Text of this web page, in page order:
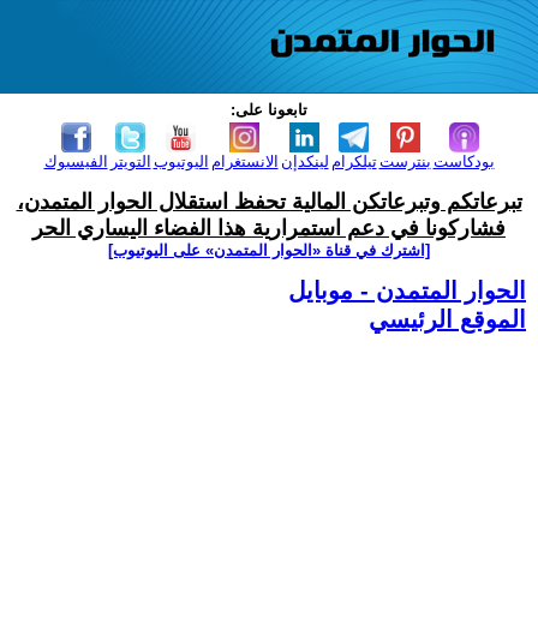
تابعونا على:
الفيسبوك التويتر اليوتيوب الانستغرام لينكدإن تيلكرامبنترست بودكاست
تبرعاتكم وتبرعاتكن المالية تحفظ استقلال الحوار المتمدن،
فشاركونا في دعم استمرارية هذا الفضاء اليساري الحر
[اشترك في قناة ‫«الحوار المتمدن» على اليوتيوب]
الحوار المتمدن - موبايل
الموقع الرئيسي